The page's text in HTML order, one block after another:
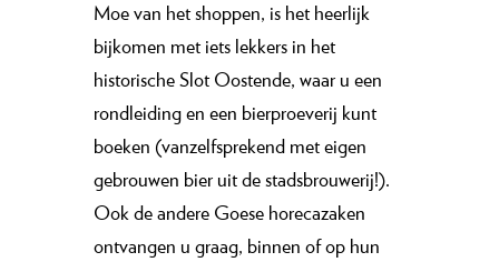
Moe van het shoppen, is het heerlijk
bijkomen met iets lekkers in het
historische Slot Oostende, waar u een
rondleiding en een bierproeverij kunt
boeken (vanzelfsprekend met eigen
gebrouwen bier uit de stadsbrouwerij!).
Ook de andere Goese horecazaken
ontvangen u graag, binnen of op hun